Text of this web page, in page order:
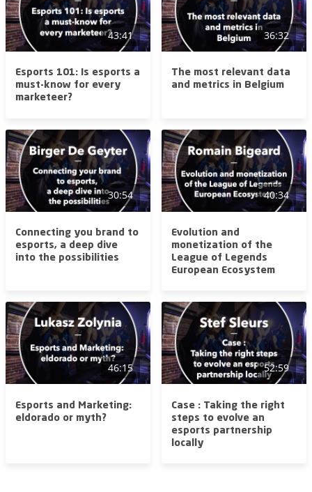
43:41
Esports 101: Is esports a
must-know for every
marketeer?
36:32
The most relevant data
and metrics in Belgium
30:54
Connecting you brand to
esports, a deep dive
into the possibilities
40:34
Evolution and
monetization of the
League of Legends
European Ecosystem
46:15
Esports and Marketing:
eldorado or myth?
52:59
Case : Taking the right
steps to evolve an
esports partnership
locally